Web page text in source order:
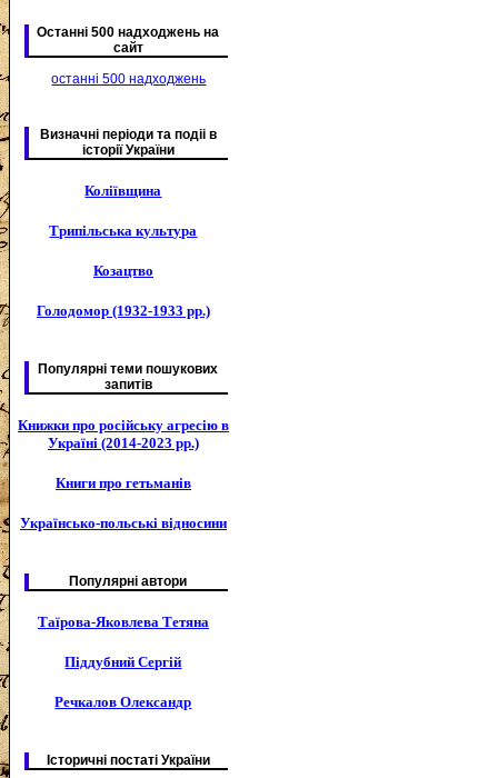
Останні 500 надходжень на
сайт
останні 500 надходжень
Визначні періоди та подіі в
історії України
Коліївщина
Трипільська культура
Козацтво
Голодомор (1932-1933 рр.)
Популярні теми пошукових
запитів
Книжки про російську агресію в
Україні (2014-2023 рр.)
Книги про гетьманів
Українсько-польські відносини
Популярні автори
Таїрова-Яковлева Тетяна
Піддубний Сергій
Речкалов Олександр
Історичні постаті України